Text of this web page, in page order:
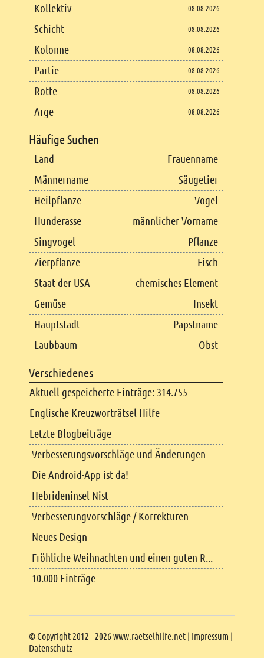
Copyright
© Copyright 2012 - 2026 www.raetselhilfe.net | Impressum |
Datenschutz
Kollektiv 08.08.2026
Schicht 08.08.2026
Kolonne 08.08.2026
Partie 08.08.2026
Rotte 08.08.2026
Arge 08.08.2026
Häufige Suchen
Land
Frauenname
Männername
Säugetier
Heilpflanze
Vogel
Hunderasse
männlicher Vorname
Singvogel
Pflanze
Zierpflanze
Fisch
Staat der USA
chemisches Element
Gemüse
Insekt
Hauptstadt
Papstname
Laubbaum
Obst
Verschiedenes
Aktuell gespeicherte Einträge: 314.755
Englische Kreuzworträtsel Hilfe
Letzte Blogbeiträge
Verbesserungsvorschläge und Änderungen
Die Android-App ist da!
Hebrideninsel Nist
Verbesserungvorschläge / Korrekturen
Neues Design
Fröhliche Weihnachten und einen guten R...
10.000 Einträge